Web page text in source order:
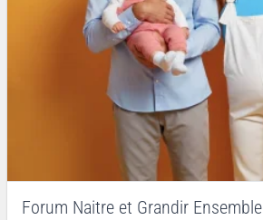
Forum Naitre et Grandir Ensemble